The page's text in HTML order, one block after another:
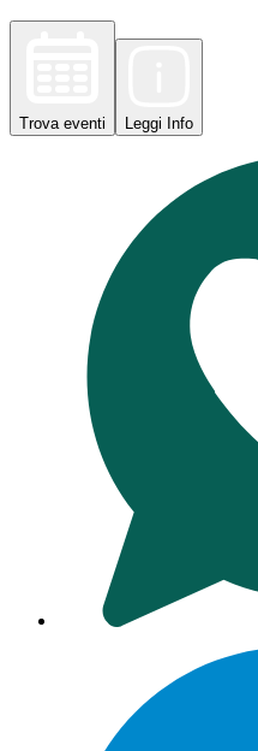
Trova eventi Leggi Info